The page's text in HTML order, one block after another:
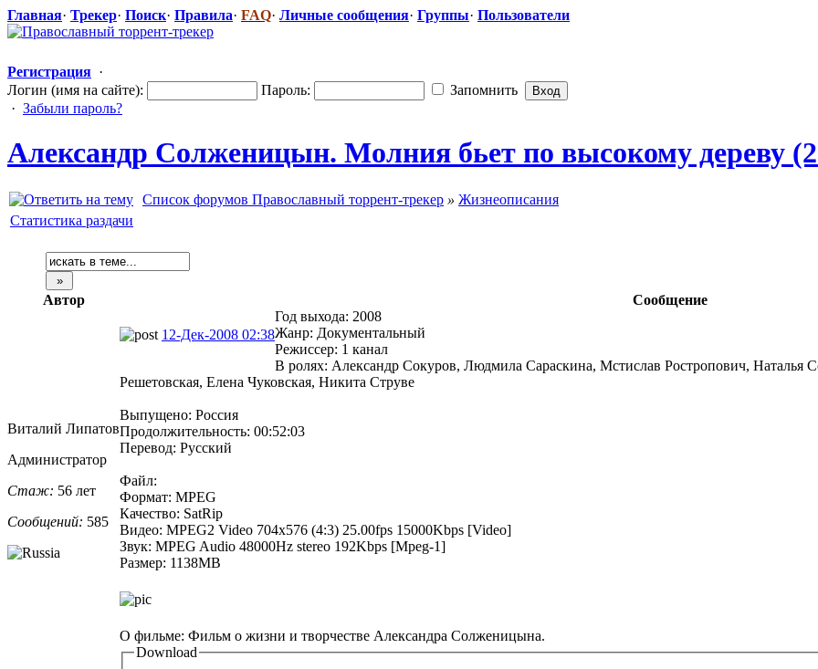
Главная· Трекер· Поиск· Правила· FAQ· Личные сообщения· Группы· Пользователи
Регистрация ·
Логин (имя на сайте):
Пароль:
Запомнить
· Забыли пароль?
Александр Солженицын. Молния бьет по высокому дереву
Список форумов Православный торрент-трекер » Жизнеописания
Статистика раздачи
Автор Сообщение
Виталий Липатов
Администратор
Стаж: 56 лет
Сообщений: 585
12-Дек-2008 02:38
Год выхода: 2008
Жанр: Документальный
Режиссер: 1 канал
В ролях: Александр Сокуров, Людмила Сараскина, Мстислав Ростропович,
Решетовская, Елена Чуковская, Никита Струве
Выпущено: Россия
Продолжительность: 00:52:03
Перевод: Русский
Файл:
Формат: MPEG
Качество: SatRip
Видео: MPEG2 Video 704x576 (4:3) 25.00fps 15000Kbps [Video]
Звук: MPEG Audio 48000Hz stereo 192Kbps [Mpeg-1]
Размер: 1138MB
О фильме: Фильм о жизни и творчестве Александра Солженицына.
Download